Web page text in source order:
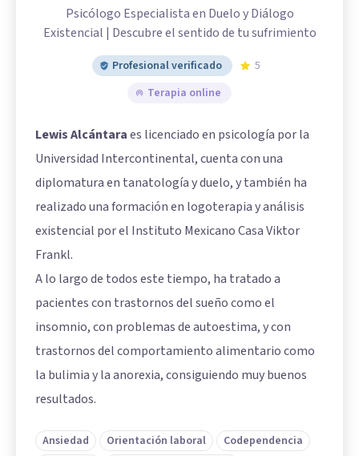
Psicólogo Especialista en Duelo y Diálogo
Existencial | Descubre el sentido de tu sufrimiento
Profesional verificado
5
Terapia online
Lewis Alcántaraes licenciado en psicología por la
Universidad Intercontinental, cuenta con una
diplomatura en tanatología y duelo, y también ha
realizado una formación en logoterapia y análisis
existencial por el Instituto Mexicano Casa Viktor
Frankl.
A lo largo de todos este tiempo, ha tratado a
pacientes con trastornos del sueño como el
insomnio, con problemas de autoestima, y con
trastornos del comportamiento alimentario como
la bulimia y la anorexia, consiguiendo muy buenos
resultados.
Ansiedad Orientación laboral
Codependencia